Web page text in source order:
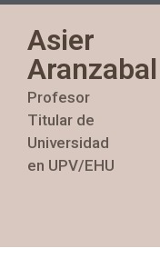
Asier
Aranzabal
Profesor
Titular de
Universidad
en UPV/EHU